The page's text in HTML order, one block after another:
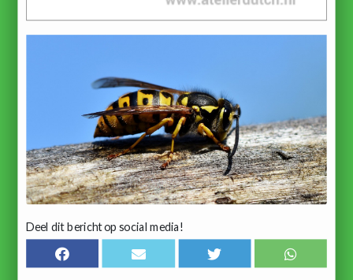
Deel dit bericht op social media!